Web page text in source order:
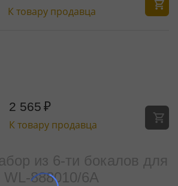
К товару продавца
2 565 ₽
К товару продавца
из 6-ти бокалов для
6A